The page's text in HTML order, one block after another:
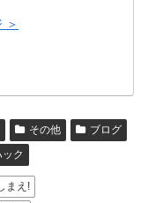
＞
その他
ブログ
ク
まえ!